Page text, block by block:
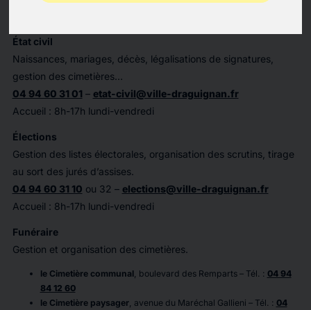
État civil
Naissances, mariages, décès, légalisations de signatures,
gestion des cimetières…
04 94 60 31 01 – etat-civil@ville-draguignan.fr
Accueil : 8h-17h lundi-vendredi
Élections
Gestion des listes électorales, organisation des scrutins, tirage
au sort des jurés d’assises.
04 94 60 31 10 ou 32 – elections@ville-draguignan.fr
Accueil : 8h-17h lundi-vendredi
Funéraire
Gestion et organisation des cimetières.
le Cimetière communal, boulevard des Remparts – Tél. : 04 94
84 12 60
le Cimetière paysager, avenue du Maréchal Gallieni – Tél. : 04